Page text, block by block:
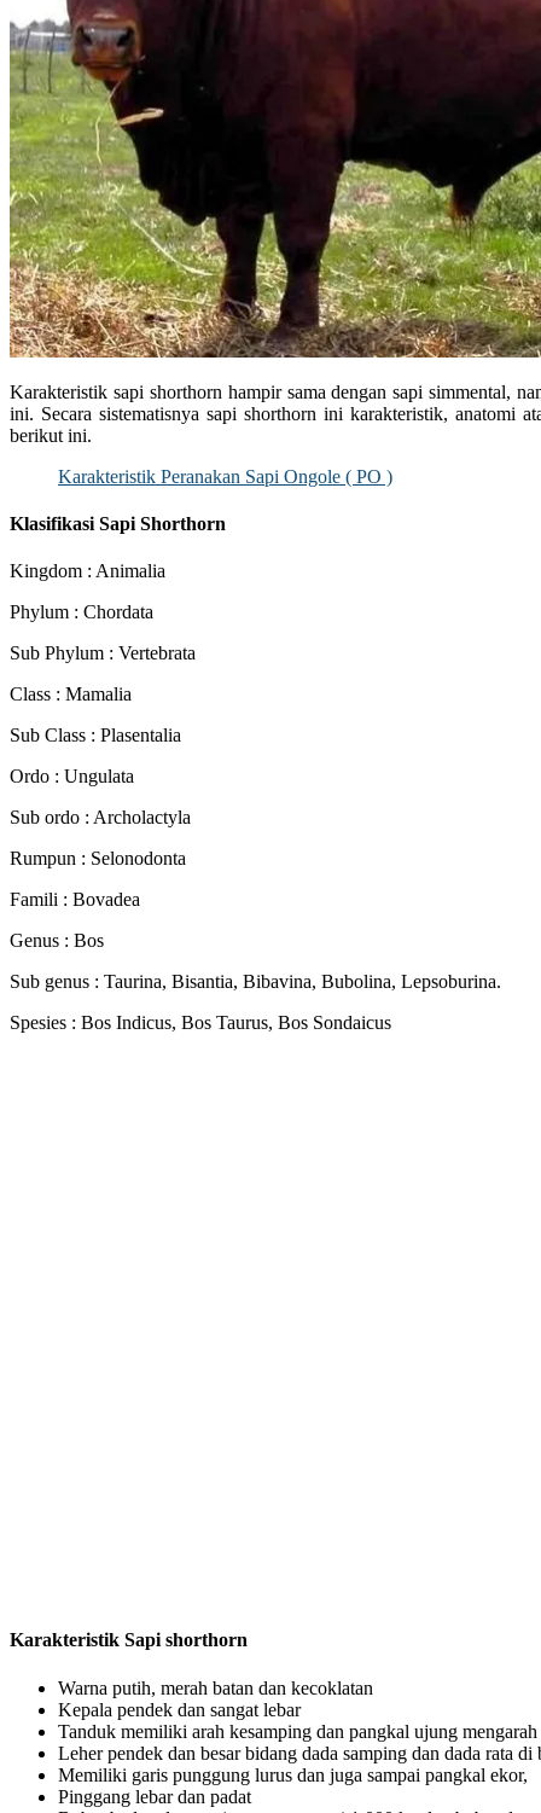
Karakteristik sapi shorthorn hampir sama dengan sapi simmental,
ini. Secara sistematisnya sapi shorthorn ini karakteristik, anatomi
berikut ini.
Karakteristik Peranakan Sapi Ongole ( PO )
Klasifikasi Sapi Shorthorn
Kingdom : Animalia
Phylum : Chordata
Sub Phylum : Vertebrata
Class : Mamalia
Sub Class : Plasentalia
Ordo : Ungulata
Sub ordo : Archolactyla
Rumpun : Selonodonta
Famili : Bovadea
Genus : Bos
Sub genus : Taurina, Bisantia, Bibavina, Bubolina, Lepsoburina.
Spesies : Bos Indicus, Bos Taurus, Bos Sondaicus
Karakteristik Sapi shorthorn
Warna putih, merah batan dan kecoklatan
Kepala pendek dan sangat lebar
Tanduk memiliki arah kesamping dan pangkal ujung mengarah
Leher pendek dan besar bidang dada samping dan dada rata di
Memiliki garis punggung lurus dan juga sampai pangkal ekor,
Pinggang lebar dan padat